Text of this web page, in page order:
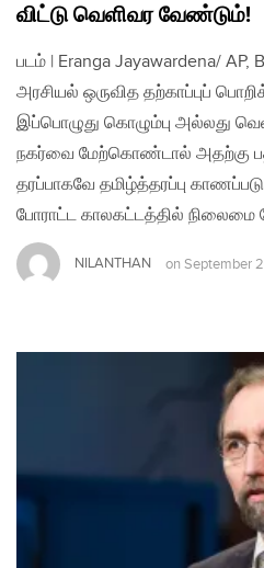
விட்டு வெளிவர வேண்டும்!
படம் | Eranga Jayawardena/
அரசியல் ஒருவித தற்காப்புப்
இப்பொழுது கொழும்பு அல்லது
நகர்வை மேற்கொண்டால் அதற்கு
தரப்பாகவே தமிழ்த்தரப்பு
போராட்ட காலகட்டத்தில் நிலைமை
NILANTHAN on September